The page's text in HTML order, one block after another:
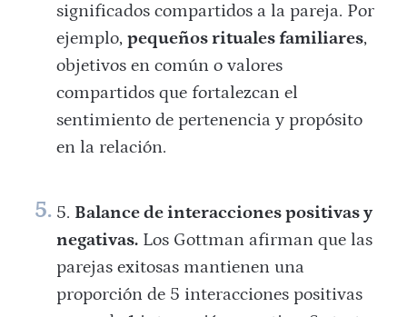
significados compartidos a la pareja. Por
ejemplo, pequeños rituales familiares,
objetivos en común o valores
compartidos que fortalezcan el
sentimiento de pertenencia y propósito
en la relación.
Balance de interacciones positivas y
negativas.Los Gottman afirman que las
parejas exitosas mantienen una
proporción de 5 interacciones positivas